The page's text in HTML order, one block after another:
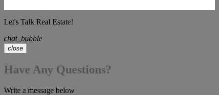
Let's Talk Real Estate!
chat_bubble
close
Have Any Questions?
Write a message below